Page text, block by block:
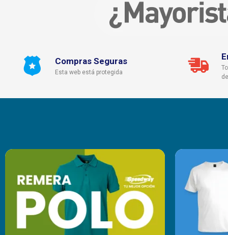
Compras Seguras
Esta web está protegida